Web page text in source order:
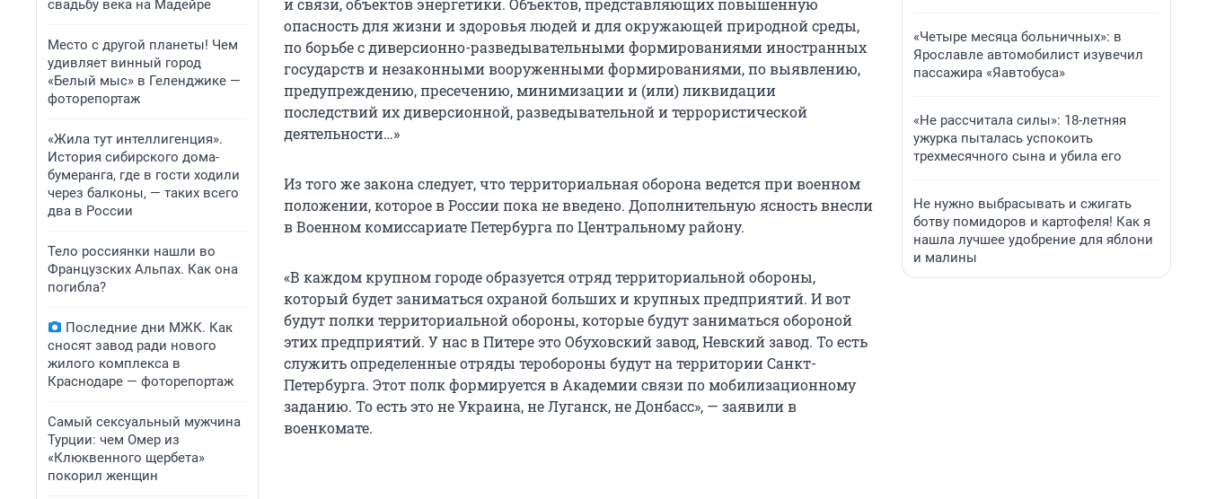
свадьбу века на Мадейре
Место с другой планеты! Чем
удивляет винный город
«Белый мыс» в Геленджике —
фоторепортаж
«Жила тут интеллигенция».
История сибирского дома-
бумеранга, где в гости ходили
через балконы, — таких всего
два в России
Тело россиянки нашли во
Французских Альпах. Как она
погибла?
Последние дни МЖК. Как
сносят завод ради нового
жилого комплекса в
Краснодаре — фоторепортаж
Самый сексуальный мужчина
Турции: чем Омер из
«Клюквенного щербета»
покорил женщин
и связи, объектов энергетики. Объектов, представляющих повышенную
опасность для жизни и здоровья людей и для окружающей природной среды,
по борьбе с диверсионно-разведывательными формированиями иностранных
государств и незаконными вооруженными формированиями, по выявлению,
предупреждению, пресечению, минимизации и (или) ликвидации
последствий их диверсионной, разведывательной и террористической
деятельности…»
Из того же закона следует, что территориальная оборона ведется при военном
положении, которое в России пока не введено. Дополнительную ясность внесли
в Военном комиссариате Петербурга по Центральному району.
«В каждом крупном городе образуется отряд территориальной обороны,
который будет заниматься охраной больших и крупных предприятий. И вот
будут полки территориальной обороны, которые будут заниматься обороной
этих предприятий. У нас в Питере это Обуховский завод, Невский завод. То есть
служить определенные отряды теробороны будут на территории Санкт-
Петербурга. Этот полк формируется в Академии связи по мобилизационному
заданию. То есть это не Украина, не Луганск, не Донбасс», — заявили в
военкомате.
«Четыре месяца больничных»: в
Ярославле автомобилист изувечил
пассажира «Яавтобуса»
«Не рассчитала силы»: 18-летняя
ужурка пыталась успокоить
трехмесячного сына и убила его
Не нужно выбрасывать и сжигать
ботву помидоров и картофеля! Как я
нашла лучшее удобрение для яблони
и малины